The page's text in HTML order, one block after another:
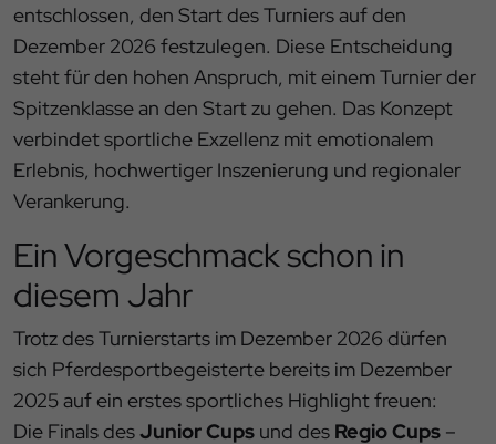
entschlossen, den Start des Turniers auf den
Dezember 2026 festzulegen. Diese Entscheidung
steht für den hohen Anspruch, mit einem Turnier der
Spitzenklasse an den Start zu gehen. Das Konzept
verbindet sportliche Exzellenz mit emotionalem
Erlebnis, hochwertiger Inszenierung und regionaler
Verankerung.
Ein Vorgeschmack schon in
diesem Jahr
Trotz des Turnierstarts im Dezember 2026 dürfen
sich Pferdesportbegeisterte bereits im Dezember
2025 auf ein erstes sportliches Highlight freuen:
Die Finals desJunior Cups und des Regio Cups –